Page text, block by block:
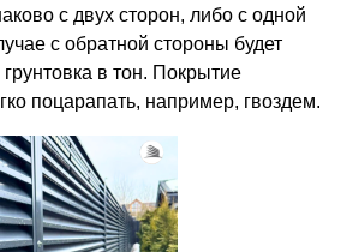
с двух сторон, либо с одной
с обратной стороны будет
в тон. Покрытие
поцарапать, например, гвоздем.